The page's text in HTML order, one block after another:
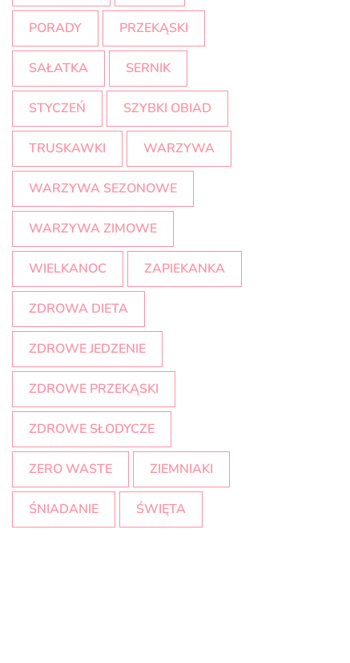
PORADY PRZEKĄSKI
SAŁATKA SERNIK
STYCZEŃ SZYBKI OBIAD
TRUSKAWKI WARZYWA
WARZYWA SEZONOWE
WARZYWA ZIMOWE
WIELKANOC ZAPIEKANKA
ZDROWA DIETA
ZDROWE JEDZENIE
ZDROWE PRZEKĄSKI
ZDROWE SŁODYCZE
ZERO WASTE ZIEMNIAKI
ŚNIADANIE ŚWIĘTA